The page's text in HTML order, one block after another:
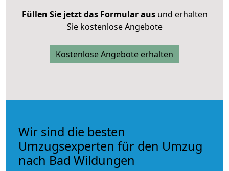
Füllen Sie jetzt das Formular ausund erhalten
Sie kostenlose Angebote
Kostenlose Angebote erhalten
Wir sind die besten
Umzugsexperten für den Umzug
nach Bad Wildungen